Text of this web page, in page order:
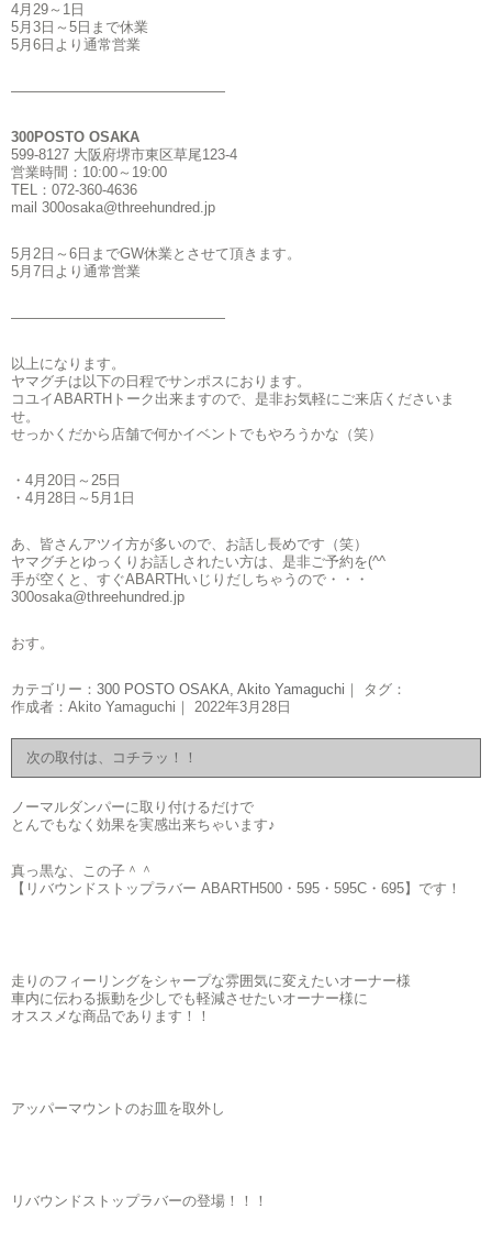
4月29～1日
5月3日～5日まで休業
5月6日より通常営業
———————————————
300POSTO OSAKA
599-8127 大阪府堺市東区草尾123-4
営業時間：10:00～19:00
TEL：072-360-4636
mail 300osaka@threehundred.jp
5月2日～6日までGW休業とさせて頂きます。
5月7日より通常営業
———————————————
以上になります。
ヤマグチは以下の日程でサンポスにおります。
コユイABARTHトーク出来ますので、是非お気軽にご来店くださいま
せ。
せっかくだから店舗で何かイベントでもやろうかな（笑）
・4月20日～25日
・4月28日～5月1日
あ、皆さんアツイ方が多いので、お話し長めです（笑）
ヤマグチとゆっくりお話しされたい方は、是非ご予約を(^^ゞ
手が空くと、すぐABARTHいじりだしちゃうので・・・
300osaka@threehundred.jp
おす。
カテゴリー： 300 POSTO OSAKA, Akito Yamaguchi ｜ タグ：
作成者：Akito Yamaguchi｜ 2022年3月28日
次の取付は、コチラッ！！
ノーマルダンパーに取り付けるだけで
とんでもなく効果を実感出来ちゃいます♪
真っ黒な、この子＾＾
【リバウンドストップラバー ABARTH500・595・595C・695】です！
走りのフィーリングをシャープな雰囲気に変えたいオーナー様
車内に伝わる振動を少しでも軽減させたいオーナー様に
オススメな商品であります！！
アッパーマウントのお皿を取外し
リバウンドストップラバーの登場！！！